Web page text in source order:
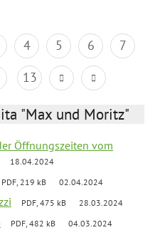
4 5 6
7
13
"Max und Moritz"
Öffnungszeiten vom
18.04.2024
PDF, 219 kB 02.04.2024
PDF, 475 kB 28.03.2024
PDF, 482 kB 04.03.2024